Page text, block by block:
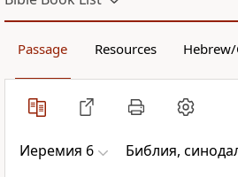
Passage Resources
Иеремия 6 Библия,